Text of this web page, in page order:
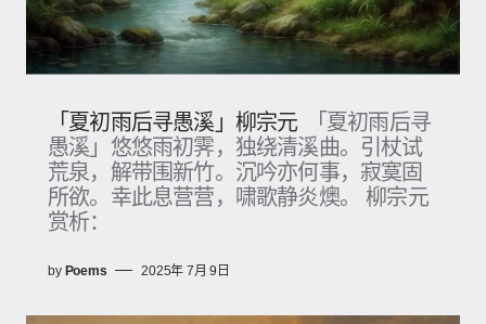
「夏初雨后寻愚溪」柳宗元
「夏初雨后寻
愚溪」悠悠雨初霁，独绕清溪曲。引杖试
荒泉，解带围新竹。沉吟亦何事，寂寞固
所欲。幸此息营营，啸歌静炎燠。 柳宗元
赏析：
by Poems 2025年 7月 9日